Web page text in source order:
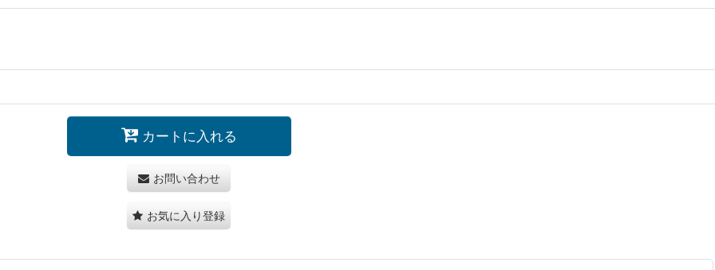
カートに入れる
お問い合わせ
お気に入り登録